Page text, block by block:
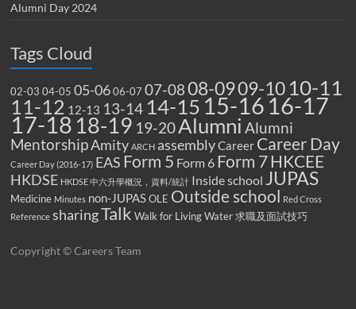
Alumni Day 2024
Tags Cloud
02-03 04-05 05-06 06-07 07-0808-0909-10 10-11
11-12 12-13 13-14 14-15 15-16 16-17
17-18 18-19 19-20Alumni Alumni
MentorshipAmity ARCH assemblyCareer Career Day
Career Day (2016-17) EAS Form 5 Form 6 Form 7HKCEE
HKDSE HKDSE 中六升學概況，資料/統計 Inside school JUPAS
Medicine Minutes non-JUPAS OLE Outside school
Red Cross
Reference sharingTalk Walk for Living Water 求職及面試技巧
Copyright © Careers Team